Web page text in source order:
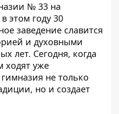
№ 33 на
этом году 30
заведение славится
и духовными
лет. Сегодня, когда
ходят уже
не только
но и создает